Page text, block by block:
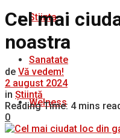
Stiinta
Sanatate
Welness
Cel mai
noastra
de Vă vedem!
2 august 2024
in Știință
Reading Time: 4 mins
0